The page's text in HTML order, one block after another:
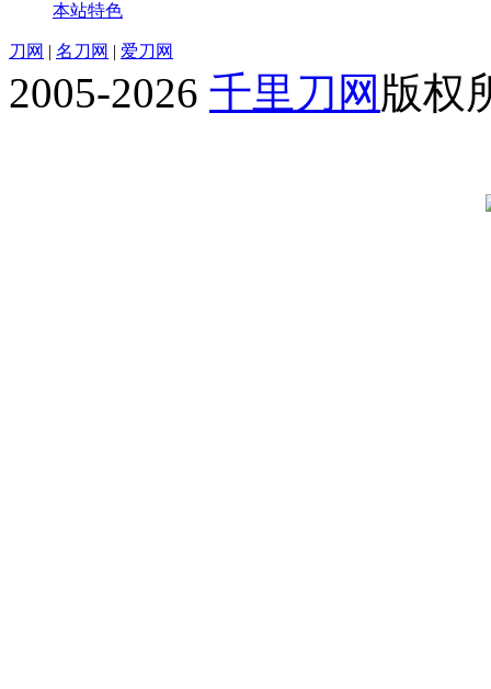
本站特色
刀网 | 名刀网 | 爱刀网
2005-2026 千里刀网 版权